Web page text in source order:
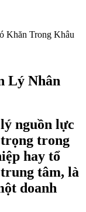
Khăn Trong Khâu
Lý Nhân
nguồn lực
trong
hay tổ
tâm, là
doanh